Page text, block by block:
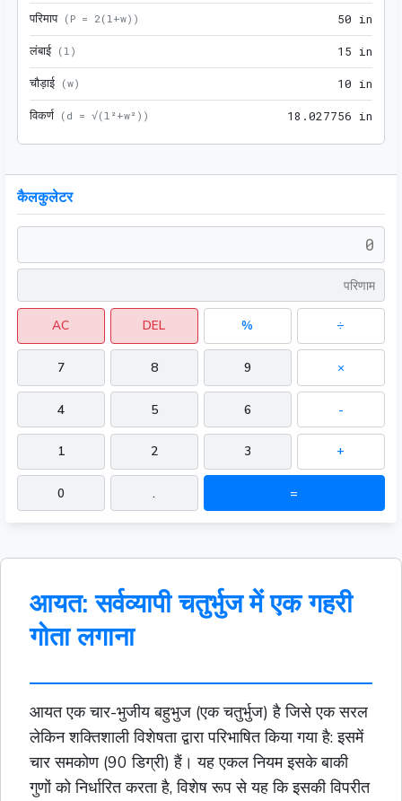
परिमाप ( P = 2(l+w) ) 50 in
लंबाई ( l ) 1 5 in
चौड़ाई (w) 10 in
विकर्ण ( d = √(l²+w²) ) 18 .027756 in
कैलकुलेटर
AC DEL % ÷
7 8 9 ×
4 5 6 -
1 2 3 +
0 . =
आयत: सर्वव्यापी चतुर्भुज में एक गहरी
गोता लगाना
आयत एक चार-भुजीयबहुभुज (एक चतुर्भुज) है जिसे एक सरल
लेकिन शक्तिशाली विशेषता द्वारा परिभाषित किया गया है: इसमें
चार समकोण (90 डिग्री) हैं। यह एकल नियम इसके बाकी
गुणों को निर्धारित करता है, विशेष रूप से यह कि इसकी विपरीत